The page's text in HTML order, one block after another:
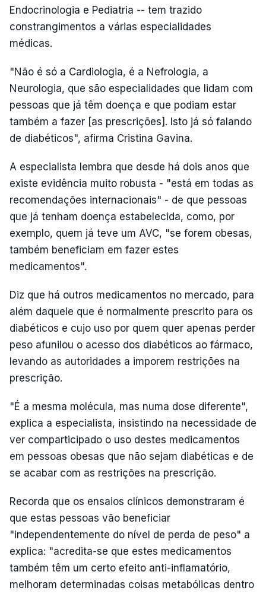
Endocrinologia e Pediatria -- tem trazido
constrangimentos a várias especialidades
médicas.
"Não é só a Cardiologia, é a Nefrologia, a
Neurologia, que são especialidades que lidam com
pessoas que já têm doença e que podiam estar
também a fazer [as prescrições]. Isto já só falando
de diabéticos", afirma Cristina Gavina.
A especialista lembra que desde há dois anos que
existe evidência muito robusta - "está em todas as
recomendações internacionais" - de que pessoas
que já tenham doença estabelecida, como, por
exemplo, quem já teve um AVC, "se forem obesas,
também beneficiam em fazer estes
medicamentos".
Diz que há outros medicamentos no mercado, para
além daquele que é normalmente prescrito para os
diabéticos e cujo uso por quem quer apenas perder
peso afunilou o acesso dos diabéticos ao fármaco,
levando as autoridades a imporem restrições na
prescrição.
"É a mesma molécula, mas numa dose diferente",
explica a especialista, insistindo na necessidade de
ver comparticipado o uso destes medicamentos
em pessoas obesas que não sejam diabéticas e de
se acabar com as restrições na prescrição.
Recorda que os ensaios clínicos demonstraram é
que estas pessoas vão beneficiar
"independentemente do nível de perda de peso" a
explica: "acredita-se que estes medicamentos
também têm um certo efeito anti-inflamatório,
melhoram determinadas coisas metabólicas dentro